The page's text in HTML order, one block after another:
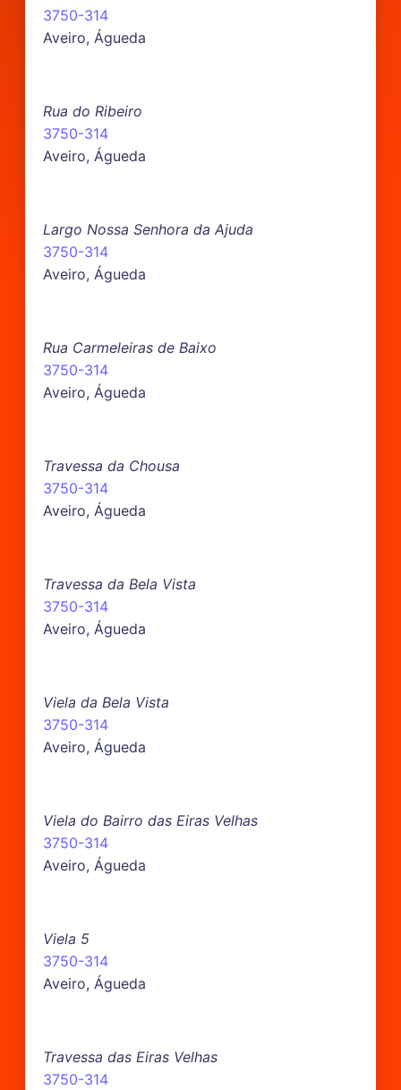
3750-314
Aveiro, Águeda
Rua do Ribeiro
3750-314
Aveiro, Águeda
Largo Nossa Senhora da Ajuda
3750-314
Aveiro, Águeda
Rua Carmeleiras de Baixo
3750-314
Aveiro, Águeda
Travessa da Chousa
3750-314
Aveiro, Águeda
Travessa da Bela Vista
3750-314
Aveiro, Águeda
Viela da Bela Vista
3750-314
Aveiro, Águeda
Viela do Bairro das Eiras Velhas
3750-314
Aveiro, Águeda
Viela 5
3750-314
Aveiro, Águeda
Travessa das Eiras Velhas
3750-314